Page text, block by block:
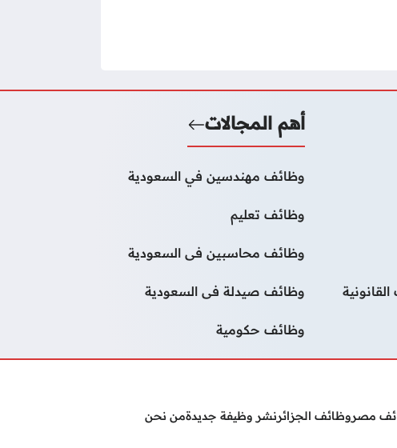
أهم المجالات
وظائف مهندسين في السعودية
وظائف تعليم
وظائف محاسبين فى السعودية
وظائف صيدلة فى السعودية
وظائف حكومية
مصروظائف الجزائرنشر وظيفة جديدةمن نحن